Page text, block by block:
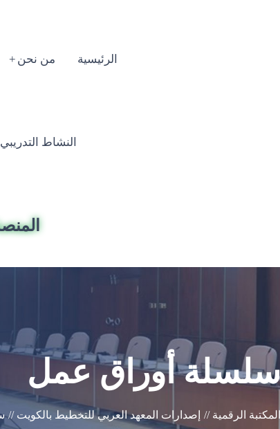
الرئيسية من نحن
النشاط التدريبي
سلسلة أوراق عمل
المكتبة الرقمية // إصدارات المعهد العربي للتخطيط بالكويت //